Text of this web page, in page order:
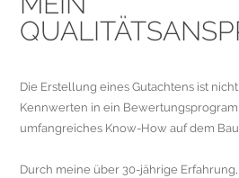
Die Erstellung eines Gutachtens ist
Kennwerten in ein
umfangreiches Know-How auf dem
Durch meine über 30-jährige